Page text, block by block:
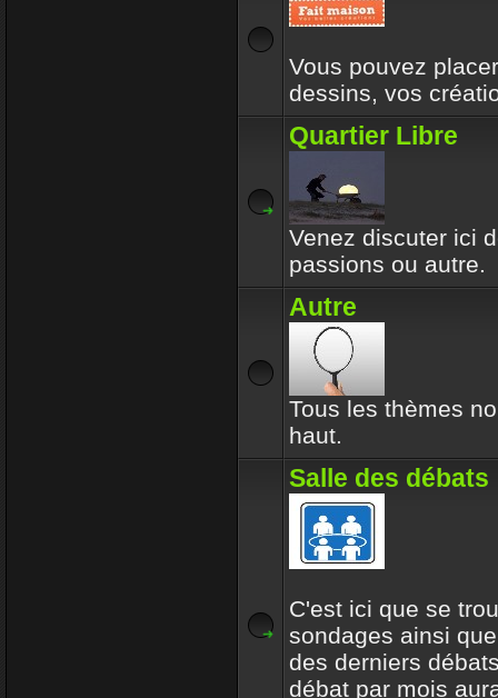
Vous pouvez
dessins, vos
Quartier Libre
Venez discuter ici
passions ou autre.
Autre
Tous les thèmes
haut.
Salle des débats
C'est ici que se
sondages ainsi
des derniers
débat par mois